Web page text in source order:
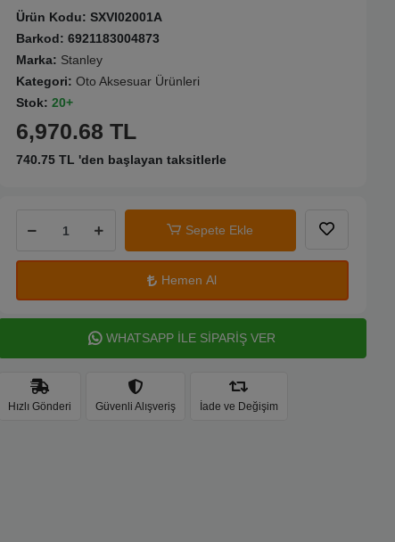
Ürün Kodu: SXVI02001A
Barkod: 6921183004873
Marka: Stanley
Kategori: Oto Aksesuar Ürünleri
Stok: 20+
6,970.68 TL
740.75 TL 'den başlayan taksitlerle
Sepete Ekle
Hemen Al
WHATSAPP İLE SİPARİŞ VER
Hızlı Gönderi Güvenli Alışveriş İade ve Değişim